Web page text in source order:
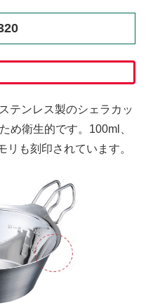
テンレス製のシェラカッ
め衛生的です。100ml、
も刻印されています。